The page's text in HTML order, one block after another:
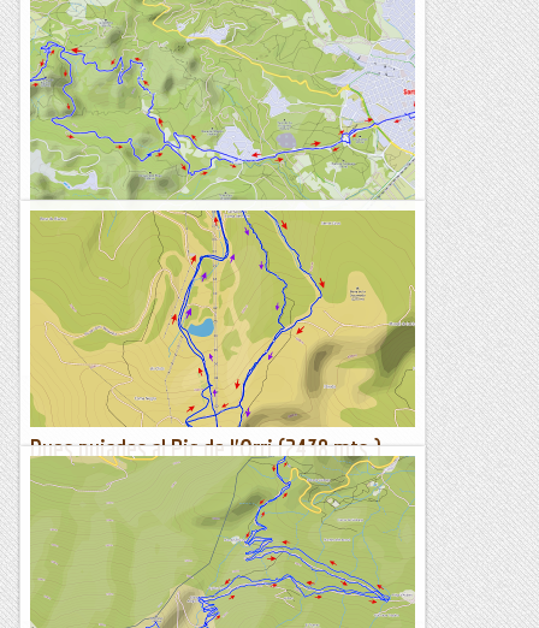
Puig de les Agulles (552 mts.) des de Gavà.
Itinerari marcat amb el rellotge Suunto Traverse.Altimetria
del dia d'avui.Continuem una setmana més sense poder
entrenar, a veure què em diagnostica el pneumòleg amb...
Sortides a Muntanya
Dues pujades al Pic de l'Orri (2438 mts.)
des de Port Ainé (1975 mts.)
Itinerari d'avui. Fletxa vermella: primera pujada i baixada.
Fletxa lila: segona pujada i baixada.El mateix itinerari marcat
en el plànol de l'estació.Altimetria del dia...
Sortides a Muntanya